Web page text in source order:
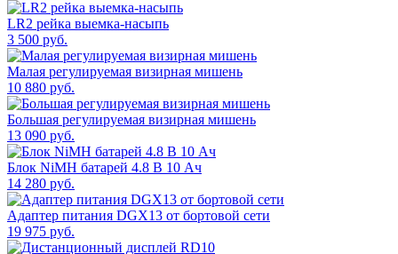
LR2 рейка выемка-насыпь
3 500 руб.
Малая регулируемая визирная мишень
10 880 руб.
Большая регулируемая визирная мишень
13 090 руб.
Блок NiMH батарей 4.8 В 10 Ач
14 280 руб.
Адаптер питания DGX13 от бортовой сети
19 975 руб.